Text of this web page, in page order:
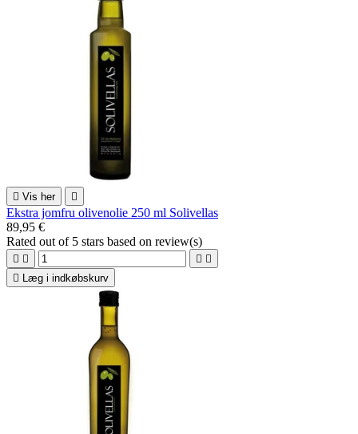
 Vis her 
Ekstra jomfru olivenolie 250 ml Solivellas
89,95 €
Rated out of 5 stars based on review(s)
   

Læg i indkøbskurv